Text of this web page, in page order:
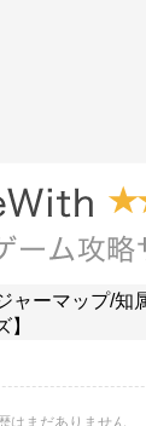
ャーマップ/知